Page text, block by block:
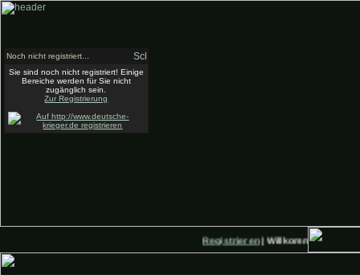
Registrieren| Willkommen auf
Noch nicht registriert...
Sie sind noch nicht registriert! Einige
Bereiche werden für Sie nicht
zugänglich sein.
Zur Registrierung